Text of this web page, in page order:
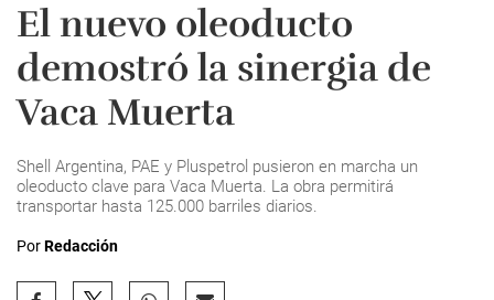
El nuevo oleoducto
demostró la sinergia de
Vaca Muerta
Shell Argentina, PAE y Pluspetrol pusieron en marcha un
oleoducto clave para Vaca Muerta. La obra permitirá
transportar hasta 125.000 barriles diarios.
PorRedacción